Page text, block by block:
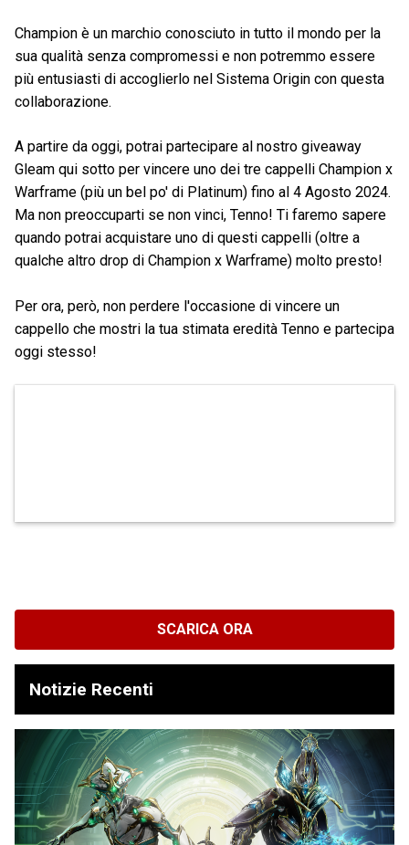
Champion è un marchio conosciuto in tutto il mondo per la
sua qualità senza compromessi e non potremmo essere
più entusiasti di accoglierlo nel Sistema Origin con questa
collaborazione.
A partire da oggi, potrai partecipare al nostro giveaway
Gleam qui sotto per vincere uno dei tre cappelli Champion x
Warframe (più un bel po' di Platinum) fino al 4 Agosto 2024.
Ma non preoccuparti se non vinci, Tenno! Ti faremo sapere
quando potrai acquistare uno di questi cappelli (oltre a
qualche altro drop di Champion x Warframe) molto presto!
Per ora, però, non perdere l'occasione di vincere un
cappello che mostri la tua stimata eredità Tenno e partecipa
oggi stesso!
SCARICA ORA
Notizie Recenti